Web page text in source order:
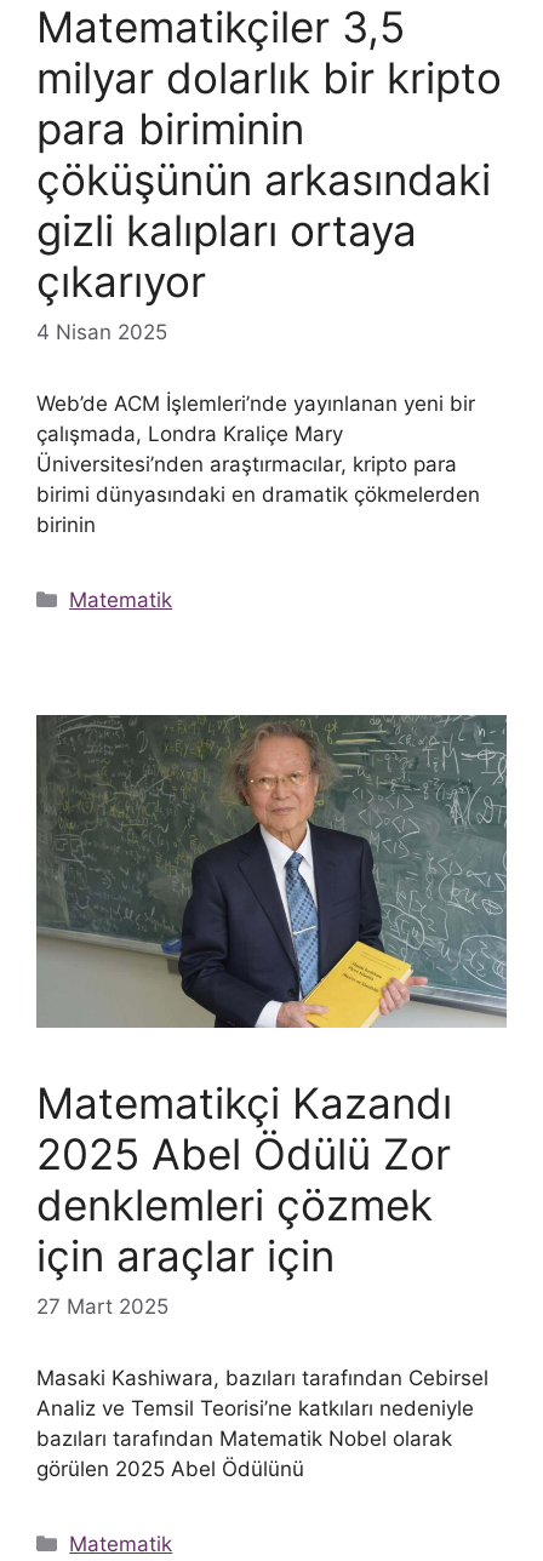
Matematikçiler 3,5
milyar dolarlık bir kripto
para biriminin
çöküşünün arkasındaki
gizli kalıpları ortaya
çıkarıyor
4 Nisan 2025
Web’de ACM İşlemleri’nde yayınlanan yeni bir
çalışmada, Londra Kraliçe Mary
Üniversitesi’nden araştırmacılar, kripto para
birimi dünyasındaki en dramatik çökmelerden
birinin
Kategoriler
Matematik
Matematikçi Kazandı
2025 Abel Ödülü Zor
denklemleri çözmek
için araçlar için
27 Mart 2025
Masaki Kashiwara, bazıları tarafından Cebirsel
Analiz ve Temsil Teorisi’ne katkıları nedeniyle
bazıları tarafından Matematik Nobel olarak
görülen 2025 Abel Ödülünü
Kategoriler
Matematik